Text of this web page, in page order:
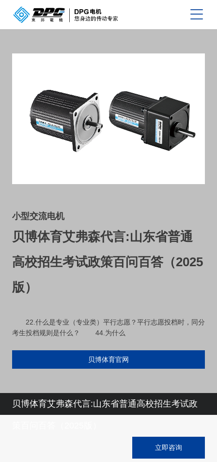
小型交流电机
贝博体育艾弗森代言:山东省普通
高校招生考试政策百问百答（2025
版）
22.什么是专业（专业类）平行志愿？平行志愿投档时，同分
考生投档规则是什么？ 44.为什么
贝博体育官网
贝博体育艾弗森代言:山东省普通高校招生考试政
立即咨询